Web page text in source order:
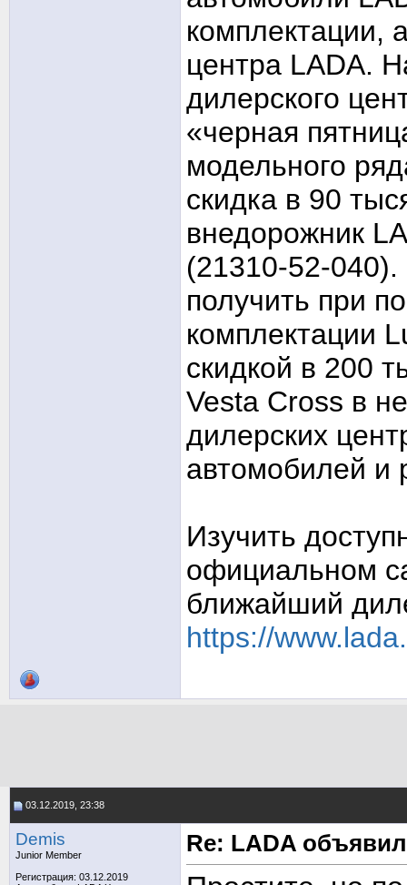
комплектации,
центра LADA.
дилерского
«черная
модельного
скидка в 90
внедорожник
(21310-52-
получить при
комплектации
скидкой в 200
Vesta Cross в
дилерских
автомобилей и
Изучить
официальном
ближайший
https://
03.12.2019, 23:38
Demis
Junior Member
Регистрация: 03.12.2019
Re: LADA